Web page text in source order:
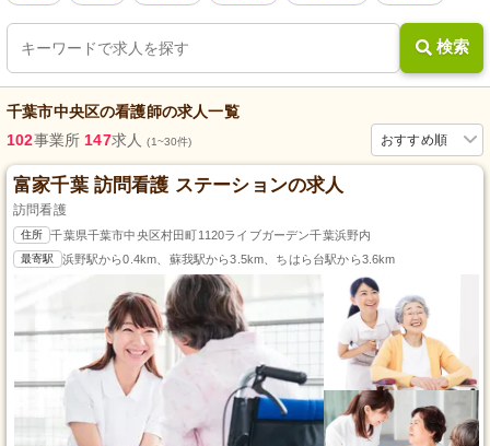
検索
千葉市中央区の看護師の求人一覧
おすすめ順
102事業所 147求人(1~30件)
富家千葉 訪問看護 ステーションの求人
訪問看護
住所 千葉県千葉市中央区村田町1120ライブガーデン千葉浜野内
最寄駅 浜野駅から0.4km、蘇我駅から3.5km、ちはら台駅から3.6km